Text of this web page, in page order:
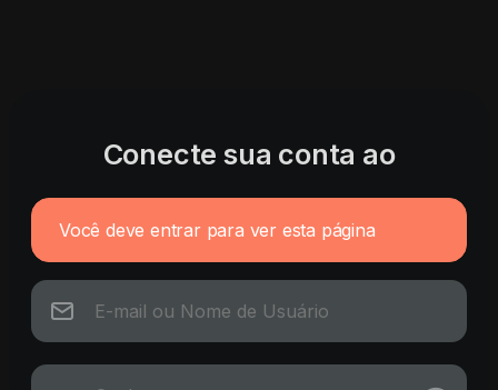
Conecte sua conta ao
Você deve entrar para ver esta página